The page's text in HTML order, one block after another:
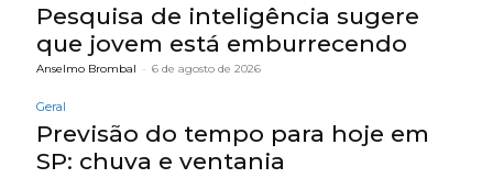
Pesquisa de inteligência sugere
que jovem está emburrecendo
Anselmo Brombal - 6 de agosto de 2026
Geral
Previsão do tempo para hoje em
SP: chuva e ventania